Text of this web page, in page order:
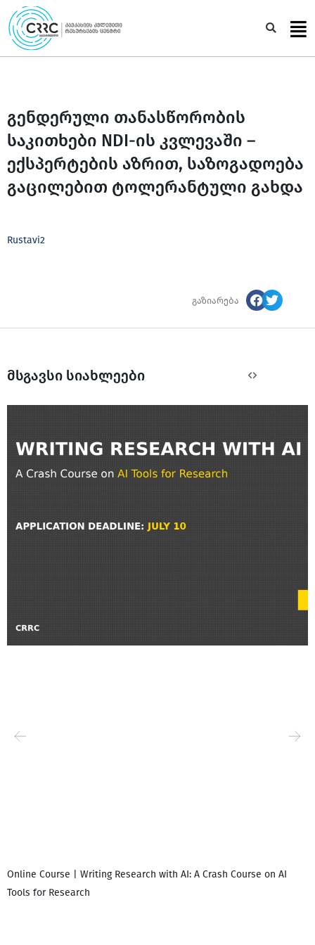
Skip
to
content
გენდერული თანასწორობის
საკითხები NDI-ის კვლევაში –
ექსპერტების აზრით, საზოგადოება
გაცილებით ტოლერანტული გახდა
Rustavi2
გაზიარება
მსგავსი სიახლეები
Online Course | Writing Research with AI: A Crash Course on AI
Tools for Research